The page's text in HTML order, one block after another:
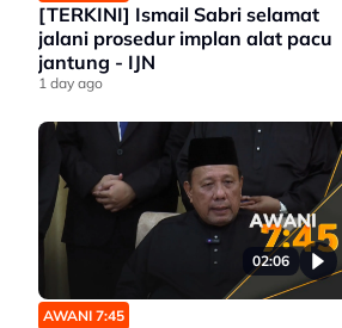
[TERKINI] Ismail Sabri selamat
jalani prosedur implan alat pacu
jantung - IJN
1 day ago
02:06
AWANI 7:45